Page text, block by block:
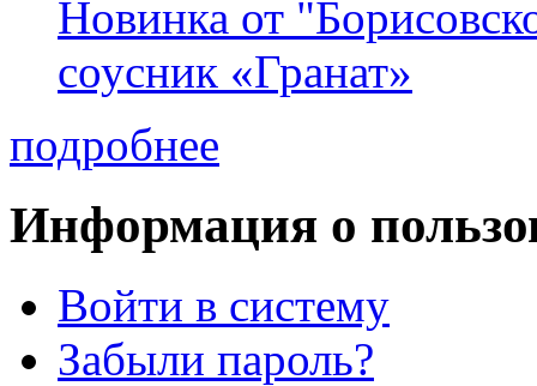
Новинка от
соусник «Гранат»
подробнее
Информация о
Войти в систему
Забыли пароль?